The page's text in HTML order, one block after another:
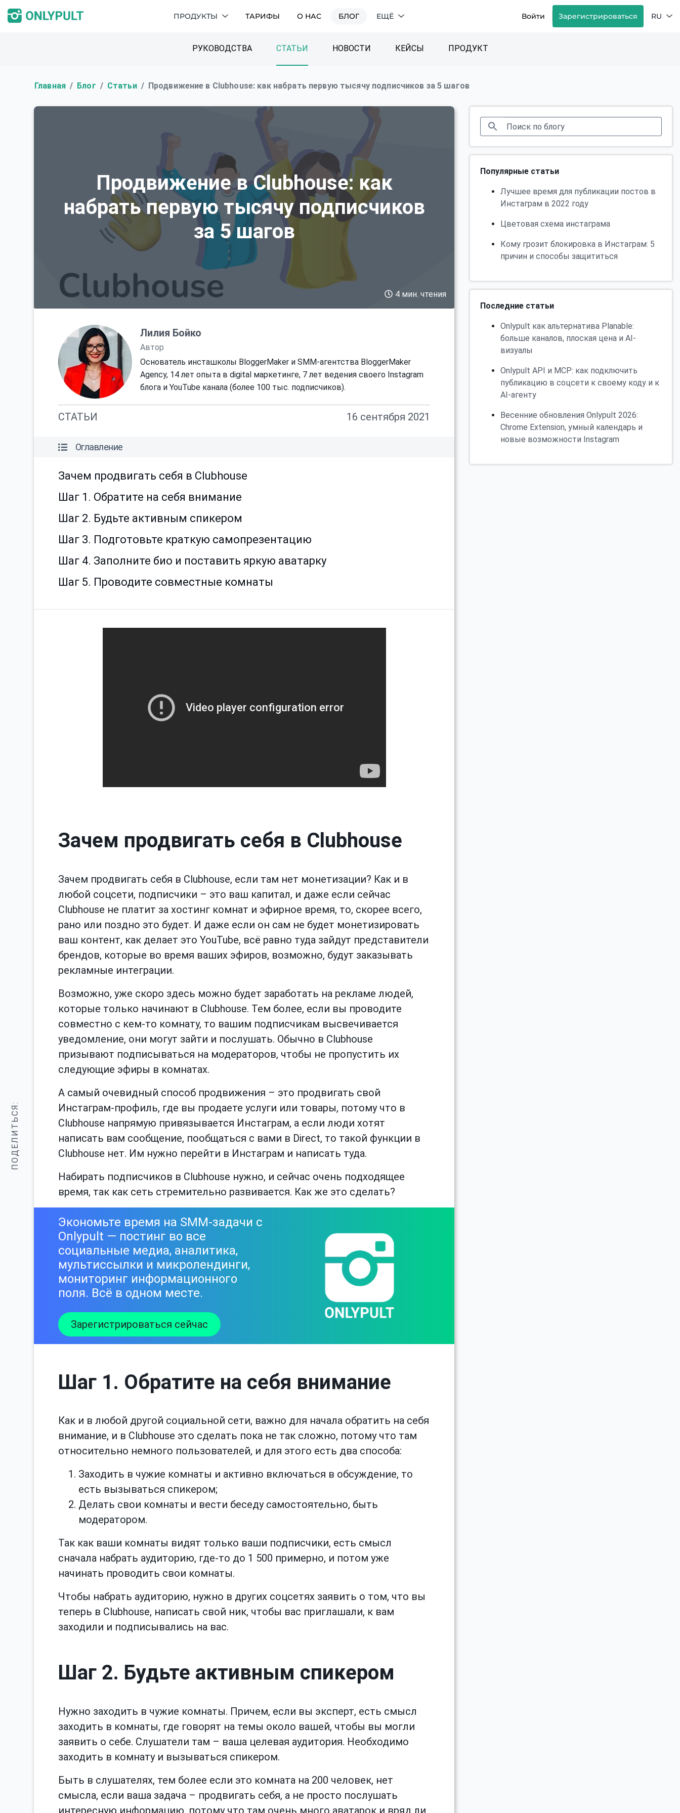
ПРОДУКТЫ ТАРИФЫ О НАС БЛОГ ЕЩЁ Войти Зарегистрироваться RU
РУКОВОДСТВА СТАТЬИ НОВОСТИ КЕЙСЫ ПРОДУКТ
Главная Блог Статьи Продвижение в Clubhouse: как набрать первую тысячу подписчиков за 5 шагов
ПОДЕЛИТЬСЯ:
Продвижение в Clubhouse: как
набрать первую тысячу подписчиков
за 5 шагов
4 мин. чтения
Лилия Бойко
Автор
Основатель инсташколы BloggerMaker и SMM-агентства BloggerMaker
Agency, 14 лет опыта в digital маркетинге, 7 лет ведения своего Instagram
блога и YouTube канала (более 100 тыс. подписчиков).
СТАТЬИ 16 сентября 2021
Оглавление
Зачем продвигать себя в Clubhouse
Шаг 1. Обратите на себя внимание
Шаг 2. Будьте активным спикером
Шаг 3. Подготовьте краткую самопрезентацию
Шаг 4. Заполните био и поставить яркую аватарку
Шаг 5. Проводите совместные комнаты
Зачем продвигать себя в Clubhouse
Зачем продвигать себя в Clubhouse, если там нет монетизации? Как и в
любой соцсети, подписчики – это ваш капитал, и даже если сейчас
Clubhouse не платит за хостинг комнат и эфирное время, то, скорее всего,
рано или поздно это будет. И даже если он сам не будет монетизировать
ваш контент, как делает это YouTube, всё равно туда зайдут представители
брендов, которые во время ваших эфиров, возможно, будут заказывать
рекламные интеграции.
Возможно, уже скоро здесь можно будет заработать на рекламе людей,
которые только начинают в Clubhouse. Тем более, если вы проводите
совместно с кем-то комнату, то вашим подписчикам высвечивается
уведомление, они могут зайти и послушать. Обычно в Clubhouse
призывают подписываться на модераторов, чтобы не пропустить их
следующие эфиры в комнатах.
А самый очевидный способ продвижения – это продвигать свой
Инстаграм-профиль, где вы продаете услуги или товары, потому что в
Clubhouse напрямую привязывается Инстаграм, а если люди хотят
написать вам сообщение, пообщаться с вами в Direct, то такой функции в
Clubhouse нет. Им нужно перейти в Инстаграм и написать туда.
Набирать подписчиков в Clubhouse нужно, и сейчас очень подходящее
время, так как сеть стремительно развивается. Как же это сделать?
Экономьте время на SMM-задачи с
Onlypult — постинг во все
социальные медиа, аналитика,
мультиссылки и микролендинги,
мониторинг информационного
поля. Всё в одном месте.
Зарегистрироваться сейчас
Шаг 1. Обратите на себя внимание
Как и в любой другой социальной сети, важно для начала обратить на себя
внимание, и в Clubhouse это сделать пока не так сложно, потому что там
относительно немного пользователей, и для этого есть два способа:
Заходить в чужие комнаты и активно включаться в обсуждение, то
есть вызываться спикером;
Делать свои комнаты и вести беседу самостоятельно, быть
модератором.
Так как ваши комнаты видят только ваши подписчики, есть смысл
сначала набрать аудиторию, где-то до 1 500 примерно, и потом уже
начинать проводить свои комнаты.
Чтобы набрать аудиторию, нужно в других соцсетях заявить о том, что вы
теперь в Clubhouse, написать свой ник, чтобы вас приглашали, к вам
заходили и подписывались на вас.
Шаг 2. Будьте активным спикером
Нужно заходить в чужие комнаты. Причем, если вы эксперт, есть смысл
заходить в комнаты, где говорят на темы около вашей, чтобы вы могли
заявить о себе. Слушатели там – ваша целевая аудитория. Необходимо
заходить в комнату и вызываться спикером.
Быть в слушателях, тем более если это комната на 200 человек, нет
смысла, если ваша задача – продвигать себя, а не просто послушать
интересную информацию, потому что там очень много аватарок и вряд ли
Популярные статьи
Лучшее время для публикации постов в
Инстаграм в 2022 году
Цветовая схема инстаграма
Кому грозит блокировка в Инстаграм: 5
причин и способы защититься
Последние статьи
Onlypult как альтернатива Planable:
больше каналов, плоская цена и AI-
визуалы
Onlypult API и MCP: как подключить
публикацию в соцсети к своему коду и к
AI-агенту
Весенние обновления Onlypult 2026:
Chrome Extension, умный календарь и
новые возможности Instagram